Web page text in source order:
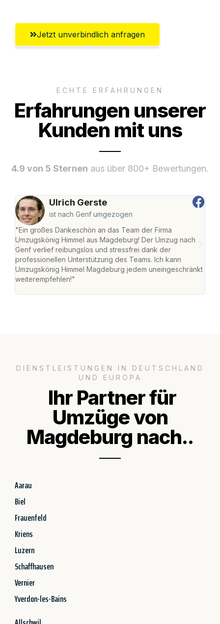
Jetzt unverbindlich anfragen
ECHTE ERFAHRUNGEN
Erfahrungen unserer
Kunden mit uns
4.9 von 5 Sternen aus über 800+ Bewertungen.
Ulrich Gerste
ist nach Genf umgezogen
"Ein großes Dankeschön an das Team der Firma
Umzugskönig Himmel aus Magdeburg! Der Umzug nach
Genf verlief reibungslos und stressfrei dank der
professionellen Unterstützung des Teams. Ich kann
Umzugskönig Himmel Magdeburg jedem uneingeschränkt
weiterempfehlen!"
DIENSTLEISTUNGEN IN DEUTSCHLAND
UND EUROPA
Ihr Partner für
Umzüge von
Magdeburg nach..
Aarau
Biel
Frauenfeld
Kriens
Luzern
Schaffhausen
Vernier
Yverdon-les-Bains